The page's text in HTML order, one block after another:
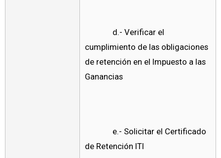
d.- Verificar el
cumplimiento de las obligaciones
de retención en el Impuesto a las
Ganancias
e.- Solicitar el Certificado
de Retención ITI